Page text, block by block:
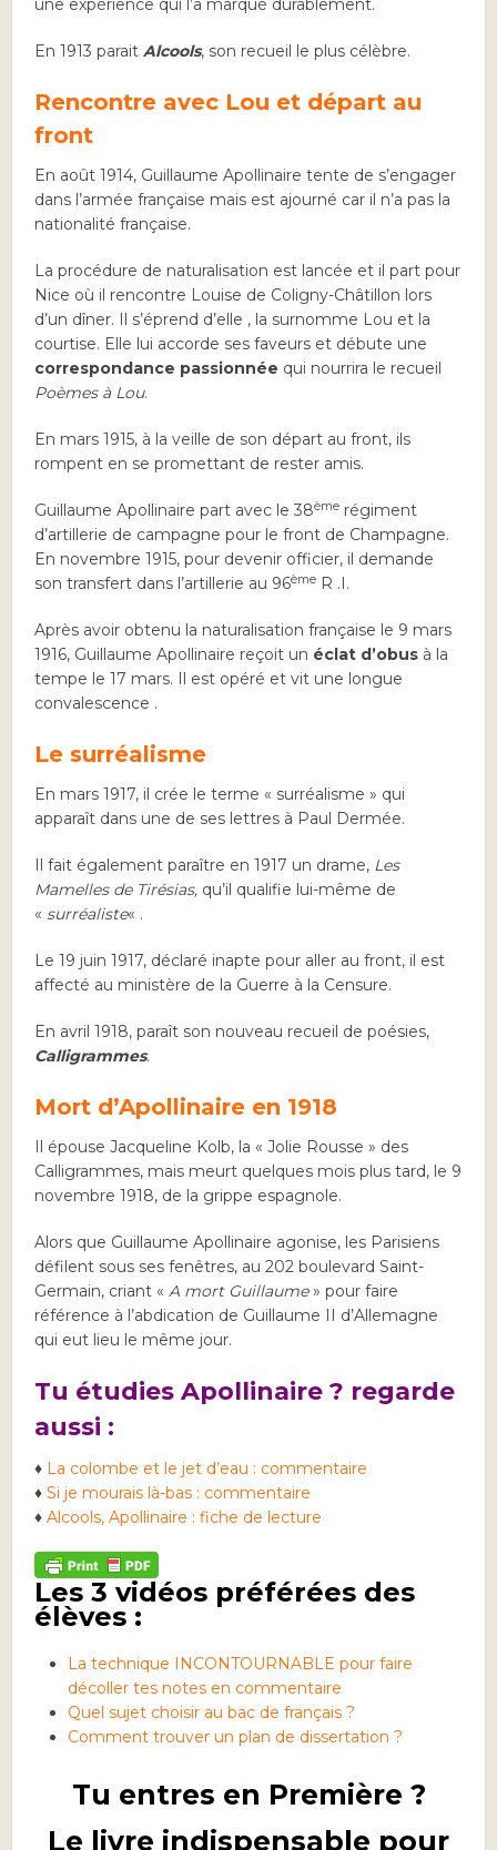
une expérience qui l’a marqué durablement.
En 1913 paraitAlcools, son recueil le plus célèbre.
Rencontre avec Lou et départ au
front
En août 1914, Guillaume Apollinaire tente de s’engager
dans l’armée française mais est ajourné car il n’a pas la
nationalité française.
La procédure de naturalisation est lancée et il part pour
Nice où il rencontre Louise de Coligny-Châtillon lors
d’un dîner. Il s’éprend d’elle , la surnomme Lou et la
courtise. Elle lui accorde ses faveurs et débute une
correspondance passionnée qui nourrira le recueil
Poèmes à Lou.
En mars 1915, à la veille de son départ au front, ils
rompent en se promettant de rester amis.
Guillaume Apollinaire part avec le 38ème régiment
d’artillerie de campagne pour le front de Champagne.
En novembre 1915, pour devenir officier, il demande
son transfert dans l’artillerie au 96ème R .I.
Après avoir obtenu la naturalisation française le 9 mars
1916, Guillaume Apollinaire reçoit un éclat d’obus à la
tempe le 17 mars. Il est opéré et vit une longue
convalescence .
Le surréalisme
En mars 1917, il crée le terme « surréalisme » qui
apparaît dans une de ses lettres à Paul Dermée.
Il fait également paraître en 1917 un drame, Les
Mamelles de Tirésias, qu’il qualifie lui-même de
« surréaliste« .
Le 19 juin 1917, déclaré inapte pour aller au front, il est
affecté au ministère de la Guerre à la Censure.
En avril 1918, paraît son nouveau recueil de poésies,
Calligrammes.
Mort d’Apollinaire en 1918
Il épouse Jacqueline Kolb, la « Jolie Rousse » des
Calligrammes, mais meurt quelques mois plus tard, le 9
novembre 1918, de la grippe espagnole.
Alors que Guillaume Apollinaire agonise, les Parisiens
défilent sous ses fenêtres, au 202 boulevard Saint-
Germain, criant «A mort Guillaume» pour faire
référence à l’abdication de Guillaume II d’Allemagne
qui eut lieu le même jour.
Tu étudies Apollinaire ? regarde
aussi :
♦ La colombe et le jet d’eau : commentaire
♦Si je mourais là-bas : commentaire
♦Alcools, Apollinaire : fiche de lecture
Les 3 vidéos préférées des
élèves :
La technique INCONTOURNABLE pour faire
décoller tes notes en commentaire
Quel sujet choisir au bac de français ?
Comment trouver un plan de dissertation ?
Tu entres en Première ?
Le livre indispensable pour